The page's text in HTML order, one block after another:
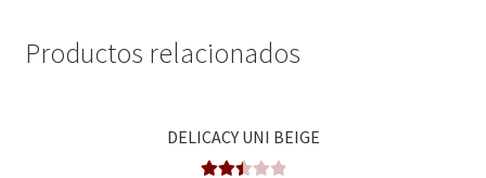
Productos relacionados
DELICACY UNI BEIGE